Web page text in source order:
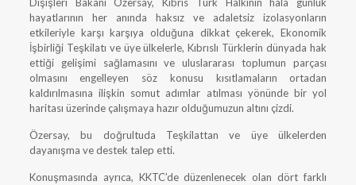
hayatlarının her anında haksız ve adaletsiz izolasyonların
etkileriyle karşı karşıya olduğuna dikkat çekerek, Ekonomik
İşbirliği Teşkilatı ve üye ülkelerle, Kıbrıslı Türklerin dünyada hak
ettiği gelişimi sağlamasını ve uluslararası toplumun parçası
olmasını engelleyen söz konusu kısıtlamaların ortadan
kaldırılmasına ilişkin somut adımlar atılması yönünde bir yol
haritası üzerinde çalışmaya hazır olduğumuzun altını çizdi.
Özersay, bu doğrultuda Teşkilattan ve üye ülkelerden
dayanışma ve destek talep etti.
Konuşmasında ayrıca, KKTC’de düzenlenecek olan dört farklı